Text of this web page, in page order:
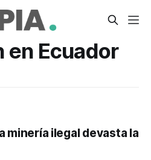
Ecuador
minería ilegal devasta la